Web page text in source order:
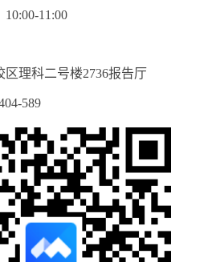
11:00
理科二号楼2736报告厅
589